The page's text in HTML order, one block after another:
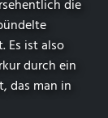
die
Es ist also
durch ein
das man in